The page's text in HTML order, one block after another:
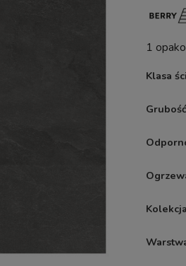
1
Klasa
Grubość
Kolekcja